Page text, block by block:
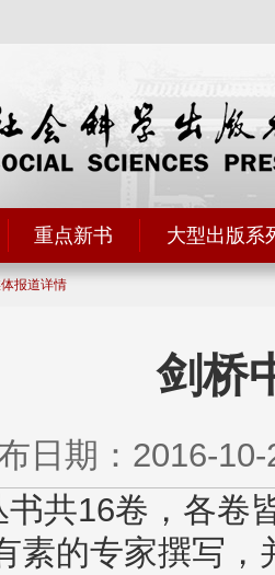
重点新书 大型出版系
报道详情
剑桥
日期：2016-
书共16卷，各
素的专家撰写